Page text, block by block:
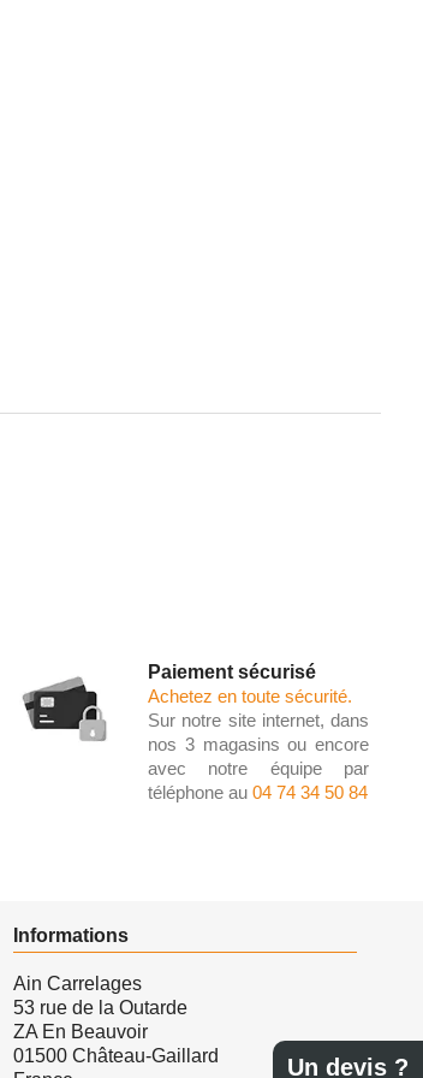
Un devis ?
Paiement sécurisé
Achetez en toute sécurité.
Sur notre site internet, dans
nos 3 magasins ou encore
avec notre équipe par
téléphone au 04 74 34 50 84
Informations
Ain Carrelages
53 rue de la Outarde
ZA En Beauvoir
01500 Château-Gaillard